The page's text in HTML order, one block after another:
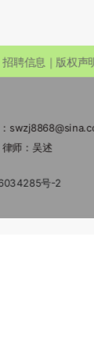
师：吴述
号-2
聘信息｜版权声